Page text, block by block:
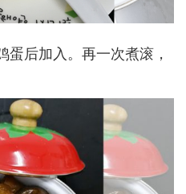
后加入。再一次煮滚，